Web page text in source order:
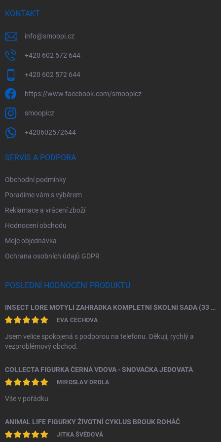
KONTAKT
info@smoopi.cz
+420 602 572 644
+420 602 572 644
https://www.facebook.com/smoopicz
smoopicz
+420602572644
SERVIS A PODPORA
Obchodní podmínky
Poradíme vám s výběrem
Reklamace a vrácení zboží
Hodnocení obchodu
Moje objednávka
Ochrana osobních údajů GDPR
POSLEDNÍ HODNOCENÍ PRODUKTU
INSECT LORE MOTÝLÍ ZAHRÁDKA KOMPLETNÍ ŠKOLNÍ SADA (33 HOUSENEK)
EVA ČECHOVÁ
Jsem velice spokojená s podporou na telefonu. Děkuji, rychlý a
vezproblémový obchod.
COLLECTA FIGURKA ČERNÁ VDOVA - SNOVAČKA JEDOVATÁ
MIROSLAV DRDLA
Vše v pořádku
ANIMAL LIFE FIGURKY ŽIVOTNÍ CYKLUS BROUK ROHÁČ
JITKA ŠVÉDOVÁ